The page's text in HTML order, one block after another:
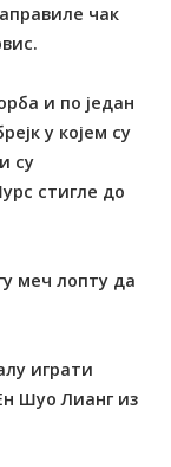
чак
и по један
у којем су
су
стигле до
меч лопту да
играти
Шуо Лианг из